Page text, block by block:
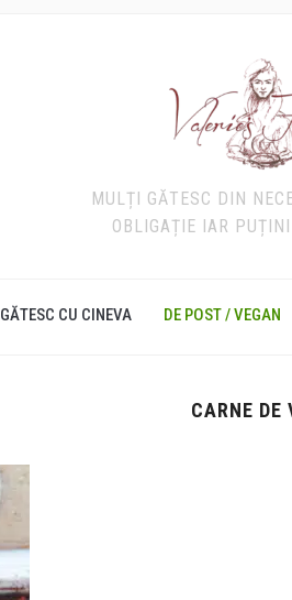
MULȚI GĂTESC DIN
OBLIGAȚIE IAR
GĂTESC CU CINEVA DE POST / VEGAN
CARNE DE